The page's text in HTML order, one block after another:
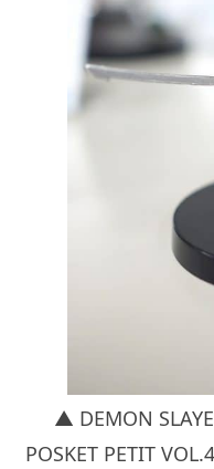
▲ DEMON
POSKET PETIT